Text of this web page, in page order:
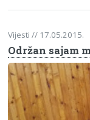
Vijesti// 17.05.2015.
Održan sajam